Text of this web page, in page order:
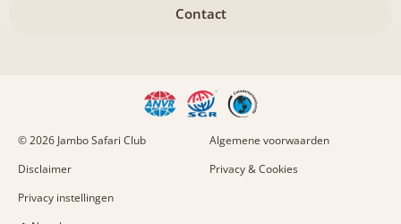
Contact
© 2026 Jambo Safari Club
Algemene voorwaarden
Disclaimer
Privacy & Cookies
Privacy instellingen